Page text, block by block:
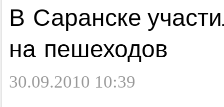
В Саранске
на пешеходов
30.09.2010 10:39